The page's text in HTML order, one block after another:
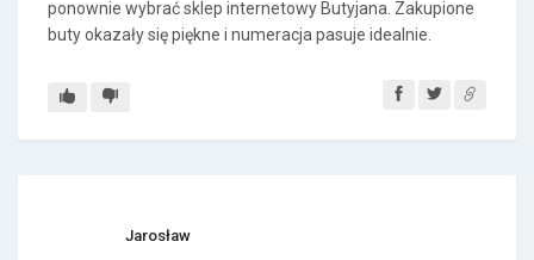
ponownie wybrać sklep internetowy Butyjana. Zakupione
buty okazały się piękne i numeracja pasuje idealnie.
Jarosław